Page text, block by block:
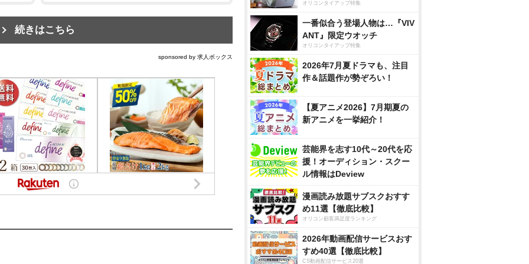
続きはこちら
sponsored by 求人ボックス
オリコンタイアップ特集
一番似合う登場人物は…『VIV
ANT』限定ウオッチ
オリコンタイアップ特集
2026年7月夏ドラマも、注目
作＆話題作が勢ぞろい！
【夏アニメ2026】7月期夏の
新アニメを一挙紹介！
芸能界を志す10代～20代を応
援！オーディション・スクー
ル情報はDeview
漫画読み放題サブスクおすす
め11選【徹底比較】
オリコン顧客満足度ランキング
2026年動画配信サービスおす
すめ40選【徹底比較】
CS動画配信サービス20選